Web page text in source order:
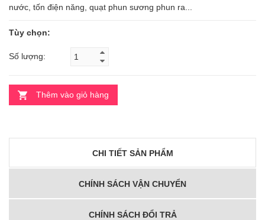
nước, tốn điện năng, quạt phun sương phun ra...
Tùy chọn:
Số lượng:
Thêm vào giỏ hàng
CHI TIẾT SẢN PHẨM
CHÍNH SÁCH VẬN CHUYỂN
CHÍNH SÁCH ĐỔI TRẢ